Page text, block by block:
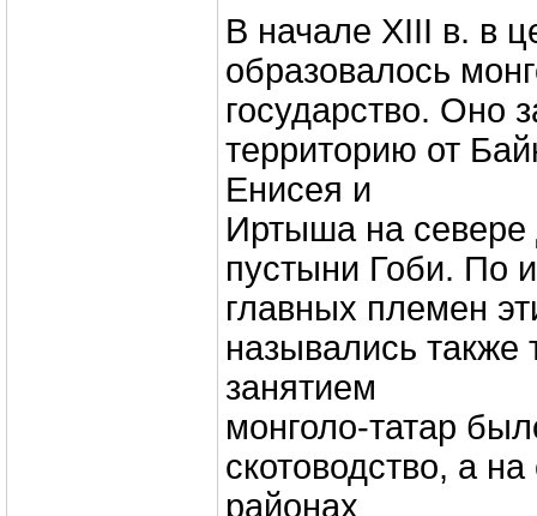
В начале ХIII в. в
образовалось
государство. Оно
территорию от
Енисея и
Иртыша на
пустыни Гоби. По
главных племен
назывались
занятием
монголо-татар
скотоводство, а
районах